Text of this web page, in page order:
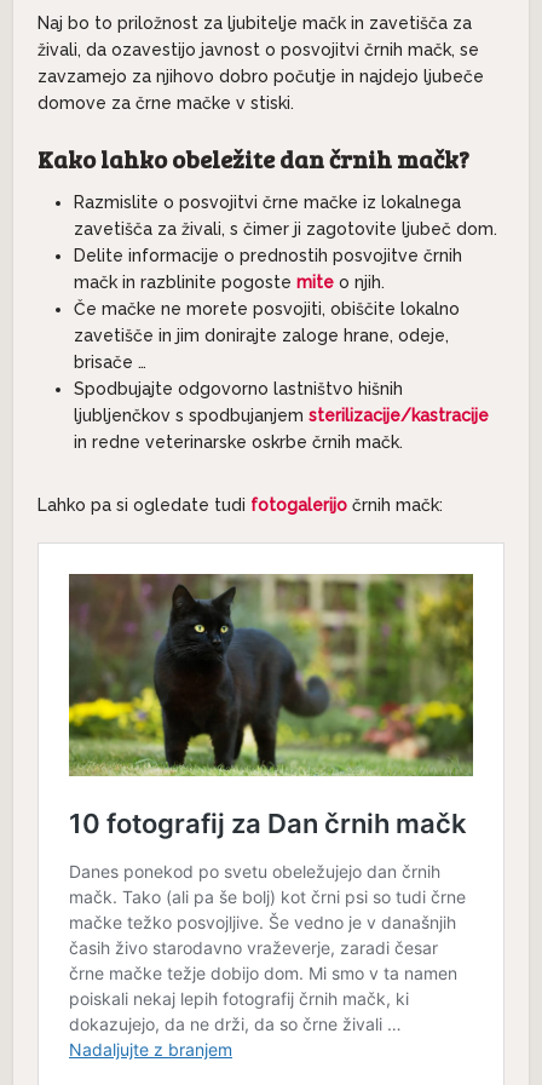
Naj bo to priložnost za ljubitelje mačk in zavetišča za
živali, da ozavestijo javnost o posvojitvi črnih mačk, se
zavzamejo za njihovo dobro počutje in najdejo ljubeče
domove za črne mačke v stiski.
Kako lahko obeležite dan črnih mačk?
Razmislite o posvojitvi črne mačke iz lokalnega
zavetišča za živali, s čimer ji zagotovite ljubeč dom.
Delite informacije o prednostih posvojitve črnih
mačk in razblinite pogostemite o njih.
Če mačke ne morete posvojiti, obiščite lokalno
zavetišče in jim donirajte zaloge hrane, odeje,
brisače …
Spodbujajte odgovorno lastništvo hišnih
ljubljenčkov s spodbujanjemsterilizacije/kastracije
in redne veterinarske oskrbe črnih mačk.
Lahko pa si ogledate tudi fotogalerijo črnih mačk: